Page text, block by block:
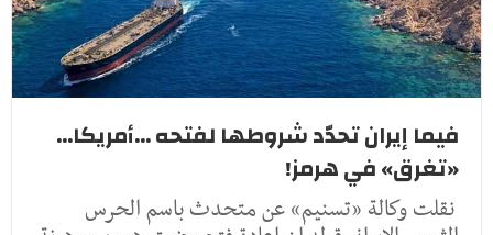
فيما إيران تحدّد شروطها لفتحه ...أمريكا...
«تغرق» في هرمز!
نقلت وكالة «تسنيم» عن متحدث باسم الحرس